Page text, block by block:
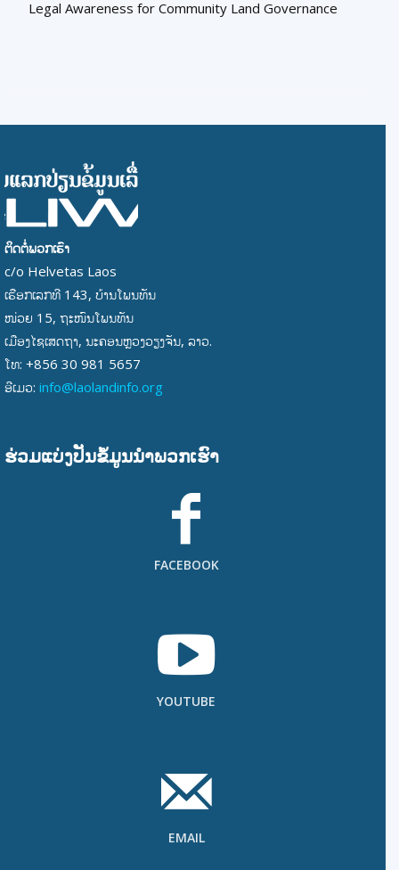
Legal Awareness for Community Land Governance
ຕິດຕໍ່ພວກເຮົາ
c/o Helvetas Laos
ເຮືອກເລກທີ 143, ບ້ານໂພນທັນ
ໜ່ວຍ 15, ຖະໜົນໂພນທັນ
ເມືອງໄຊເສດຖາ, ນະຄອນຫຼວງວຽງຈັນ, ລາວ.
ໂທ: +856 30 981 5657
ອີເມວ: info@laolandinfo.org
ຮ່ວມແບ່ງປັນຂໍ້ມູນນໍາພວກເຮົາ
FACEBOOK
YOUTUBE
EMAIL